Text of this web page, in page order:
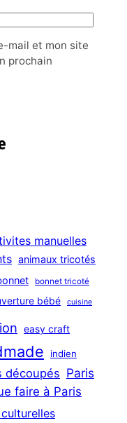
mail et mon site
prochain
manuelles
animaux tricotés
bonnet tricoté
bébé cuisine
easy craft
indien
découpés Paris
faire à Paris